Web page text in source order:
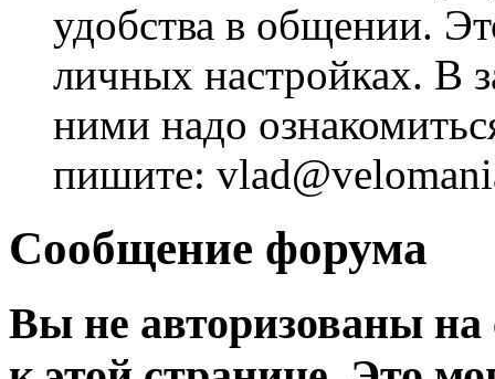
удобства в общении.
личных настройках. В
ними надо
пишите:
Сообщение форума
Вы не авторизованы на